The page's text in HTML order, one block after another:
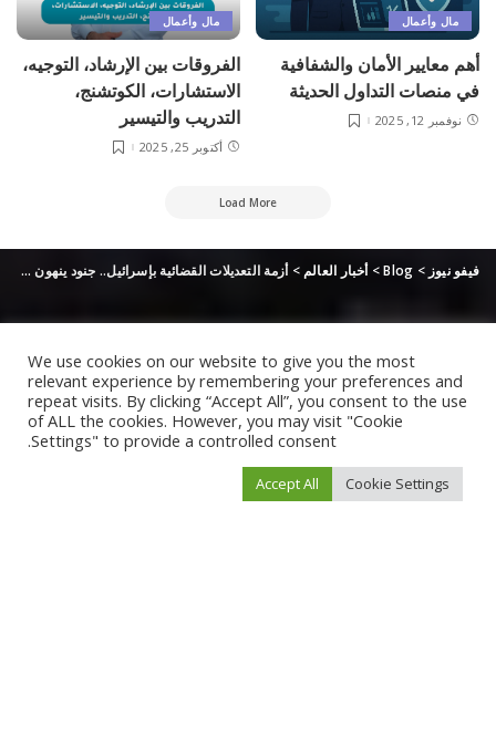
مال وأعمال
أهم معايير الأمان والشفافية
في منصات التداول الحديثة
نوفمبر 12, 2025
مال وأعمال
الفروقات بين الإرشاد، التوجيه،
الاستشارات، الكوتشنج،
التدريب والتيسير
أكتوبر 25, 2025
Load More
فيفو نيوز >
Blog
>أخبار العالم >أزمة التعديلات القضائية بإسرائيل.. جنود ينهون خدمتهم الاحتياطية
We use cookies on our website to give you the most
relevant experience by remembering your preferences and
repeat visits. By clicking “Accept All”, you consent to the use
of ALL the cookies. However, you may visit "Cookie
Settings" to provide a controlled consent.
Cookie Settings
Accept All